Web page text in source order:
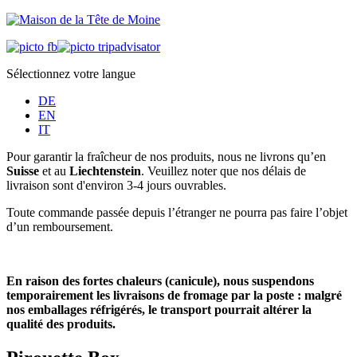
Sélectionnez votre langue
DE
EN
IT
Pour garantir la fraîcheur de nos produits, nous ne livrons qu’en
Suisse et au Liechtenstein. Veuillez noter que nos délais de
livraison sont d'environ 3-4 jours ouvrables.
Toute commande passée depuis l’étranger ne pourra pas faire l’objet
d’un remboursement.
En raison des fortes chaleurs (canicule), nous suspendons
temporairement les livraisons de fromage par la poste : malgré
nos emballages réfrigérés, le transport pourrait altérer la
qualité des produits.